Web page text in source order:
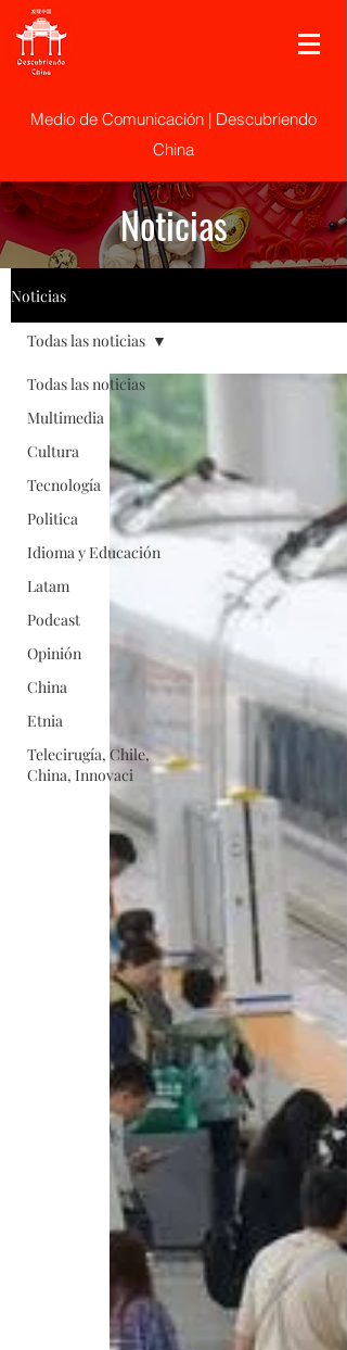
Medio de Comunicación | Descubriendo
China
Noticias
Noticias
Todas las noticias
Multimedia
Cultura
Tecnología
Politica
Idioma y Educación
Latam
Podcast
Opinión
China
Etnia
Telecirugía, Chile,
China, Innovaci
Todas las noticias